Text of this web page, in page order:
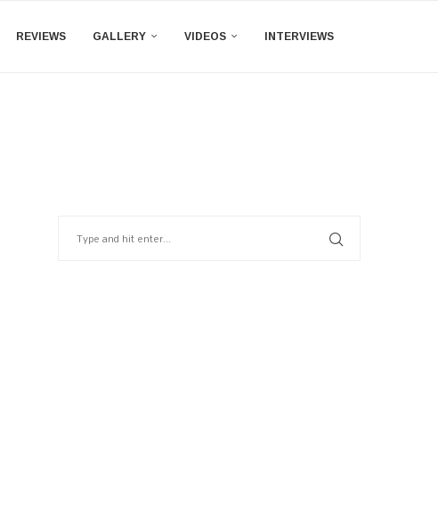
REVIEWS GALLERY VIDEOS INTERVIEWS